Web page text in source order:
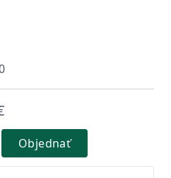
Objednať